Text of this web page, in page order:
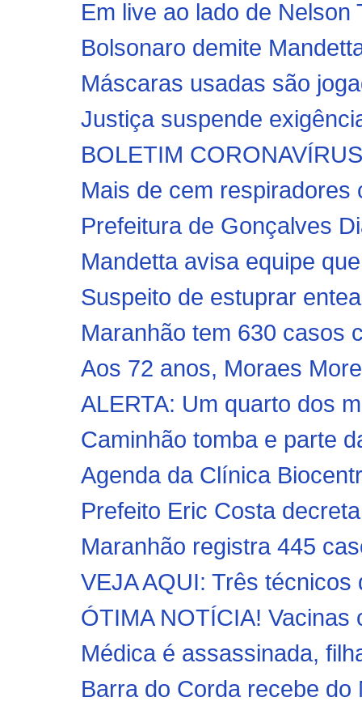
Em live ao lado de Nelson
Bolsonaro demite
Máscaras usadas são
Justiça suspende
BOLETIM
Mais de cem
Prefeitura de Gonçalves
Mandetta avisa equipe
Suspeito de estuprar
Maranhão tem 630 casos
Aos 72 anos, Moraes
ALERTA: Um quarto dos
Caminhão tomba e parte
Agenda da Clínica
Prefeito Eric Costa
Maranhão registra 445
VEJA AQUI: Três
ÓTIMA NOTÍCIA!
Médica é assassinada,
Barra do Corda recebe